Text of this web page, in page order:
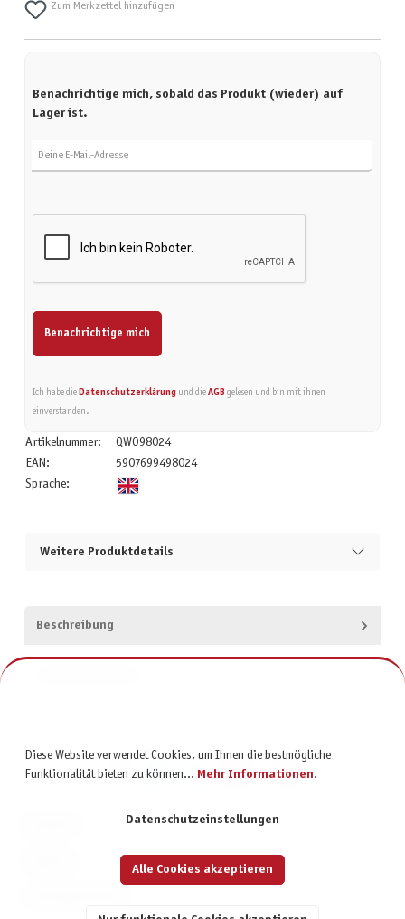
Zum Merkzettel hinzufügen
Benachrichtige mich, sobald das Produkt (wieder) auf
Lager ist.
Benachrichtige mich
Ich habe die Datenschutzerklärungund die AGBgelesen und bin mit ihnen
einverstanden.
Artikelnummer:
QWO98024
EAN:
5907699498024
Sprache:
Weitere Produktdetails
Beschreibung
Diese Website verwendet Cookies, um Ihnen die bestmögliche
Funktionalität bieten zu können... Mehr Informationen.
Datenschutzeinstellungen
Alle Cookies akzeptieren